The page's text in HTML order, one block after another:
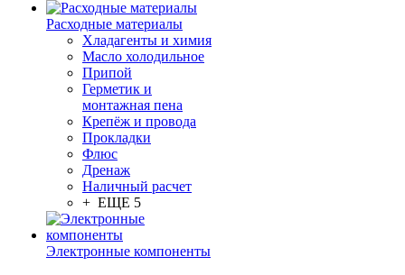
Расходные материалы
Хладагенты и химия
Масло холодильное
Припой
Герметик и
монтажная пена
Крепёж и провода
Прокладки
Флюс
Дренаж
Наличный расчет
+ ЕЩЕ 5
Электронные компоненты